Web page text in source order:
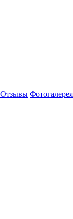
Отзывы Фотогалерея